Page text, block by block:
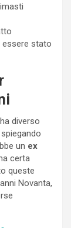
stato
diverso
un ex
certa
queste
Novanta,